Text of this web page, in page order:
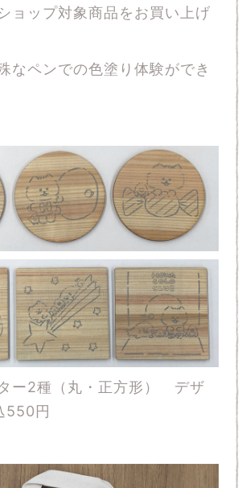
ョップ対象商品をお買い上げ
なペンでの色塗り体験ができ
ー2種（丸・正方形） デザ
550円